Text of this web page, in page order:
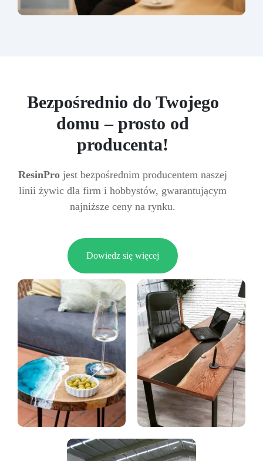
Bezpośrednio do Twojego
domu – prosto od
producenta!
ResinPro jest bezpośrednim producentem naszej
linii żywic dla firm i hobbystów, gwarantującym
najniższe ceny na rynku.
Dowiedz się więcej